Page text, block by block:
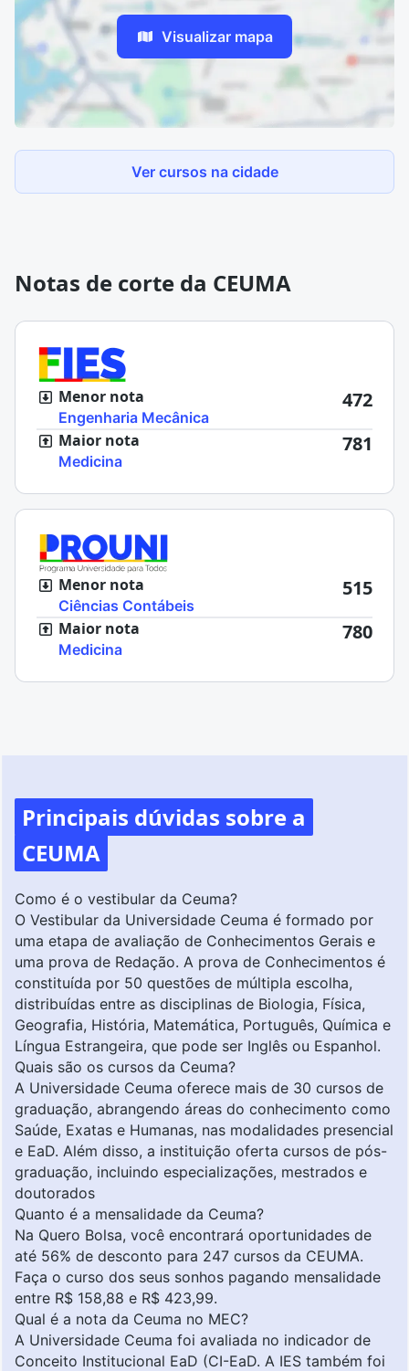
Visualizar mapa
Ver cursos na cidade
Notas de corte da CEUMA
Menor nota
Engenharia Mecânica
472
Maior nota
Medicina
781
Menor nota
Ciências Contábeis
515
Maior nota
Medicina
780
Principais dúvidas sobre a
CEUMA
Como é o vestibular da Ceuma?
O Vestibular da Universidade Ceuma é formado por
uma etapa de avaliação de Conhecimentos Gerais e
uma prova de Redação. A prova de Conhecimentos é
constituída por 50 questões de múltipla escolha,
distribuídas entre as disciplinas de Biologia, Física,
Geografia, História, Matemática, Português, Química e
Língua Estrangeira, que pode ser Inglês ou Espanhol.
Quais são os cursos da Ceuma?
A Universidade Ceuma oferece mais de 30 cursos de
graduação, abrangendo áreas do conhecimento como
Saúde, Exatas e Humanas, nas modalidades presencial
e EaD. Além disso, a instituição oferta cursos de pós-
graduação, incluindo especializações, mestrados e
doutorados
Quanto é a mensalidade da Ceuma?
Na Quero Bolsa, você encontrará oportunidades de
até 56% de desconto para 247 cursos da CEUMA.
Faça o curso dos seus sonhos pagando mensalidade
entre R$ 158,88 e R$ 423,99.
Qual é a nota da Ceuma no MEC?
A Universidade Ceuma foi avaliada no indicador de
Conceito Institucional EaD (CI-EaD. A IES também foi